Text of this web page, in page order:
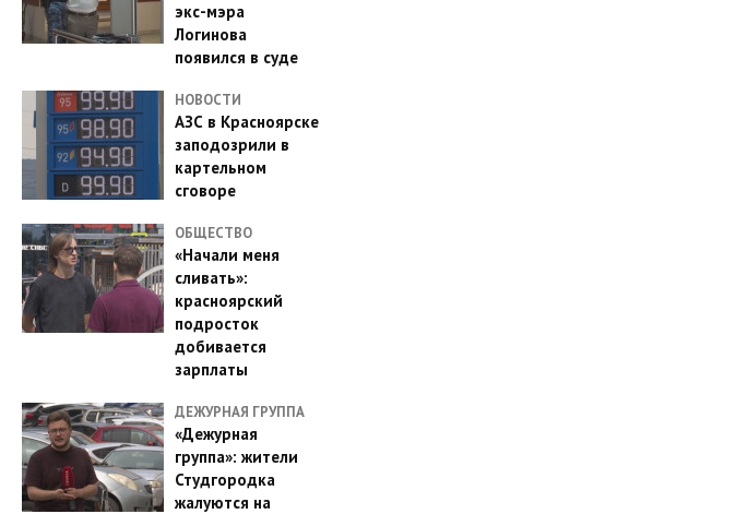
экс-мэра
Логинова
появился в суде
НОВОСТИ
АЗС в Красноярске
заподозрили в
картельном
сговоре
ОБЩЕСТВО
«Начали меня
сливать»:
красноярский
подросток
добивается
зарплаты
ДЕЖУРНАЯ ГРУППА
«Дежурная
группа»: жители
Студгородка
жалуются на